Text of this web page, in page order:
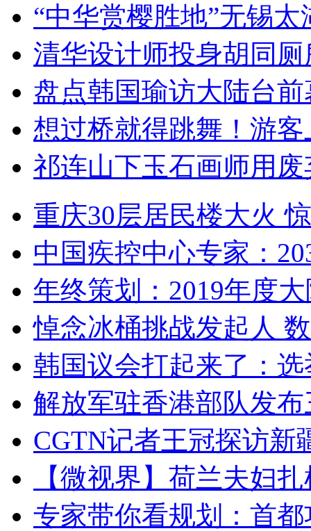
“中华赏樱胜地”无锡
清华设计师投身胡同
盘点韩国瑜访大陆台
想过桥就得跳舞！游客
祁连山下玉石画师用
重庆30层居民楼大火
中国疾控中心专家：
年终策划：2019年度
悼念冰桶挑战发起人
韩国议会打起来了：
解放军驻香港部队发
CGTN记者王冠探访新
【微视界】荷兰夫妇
专家带你看规划：首